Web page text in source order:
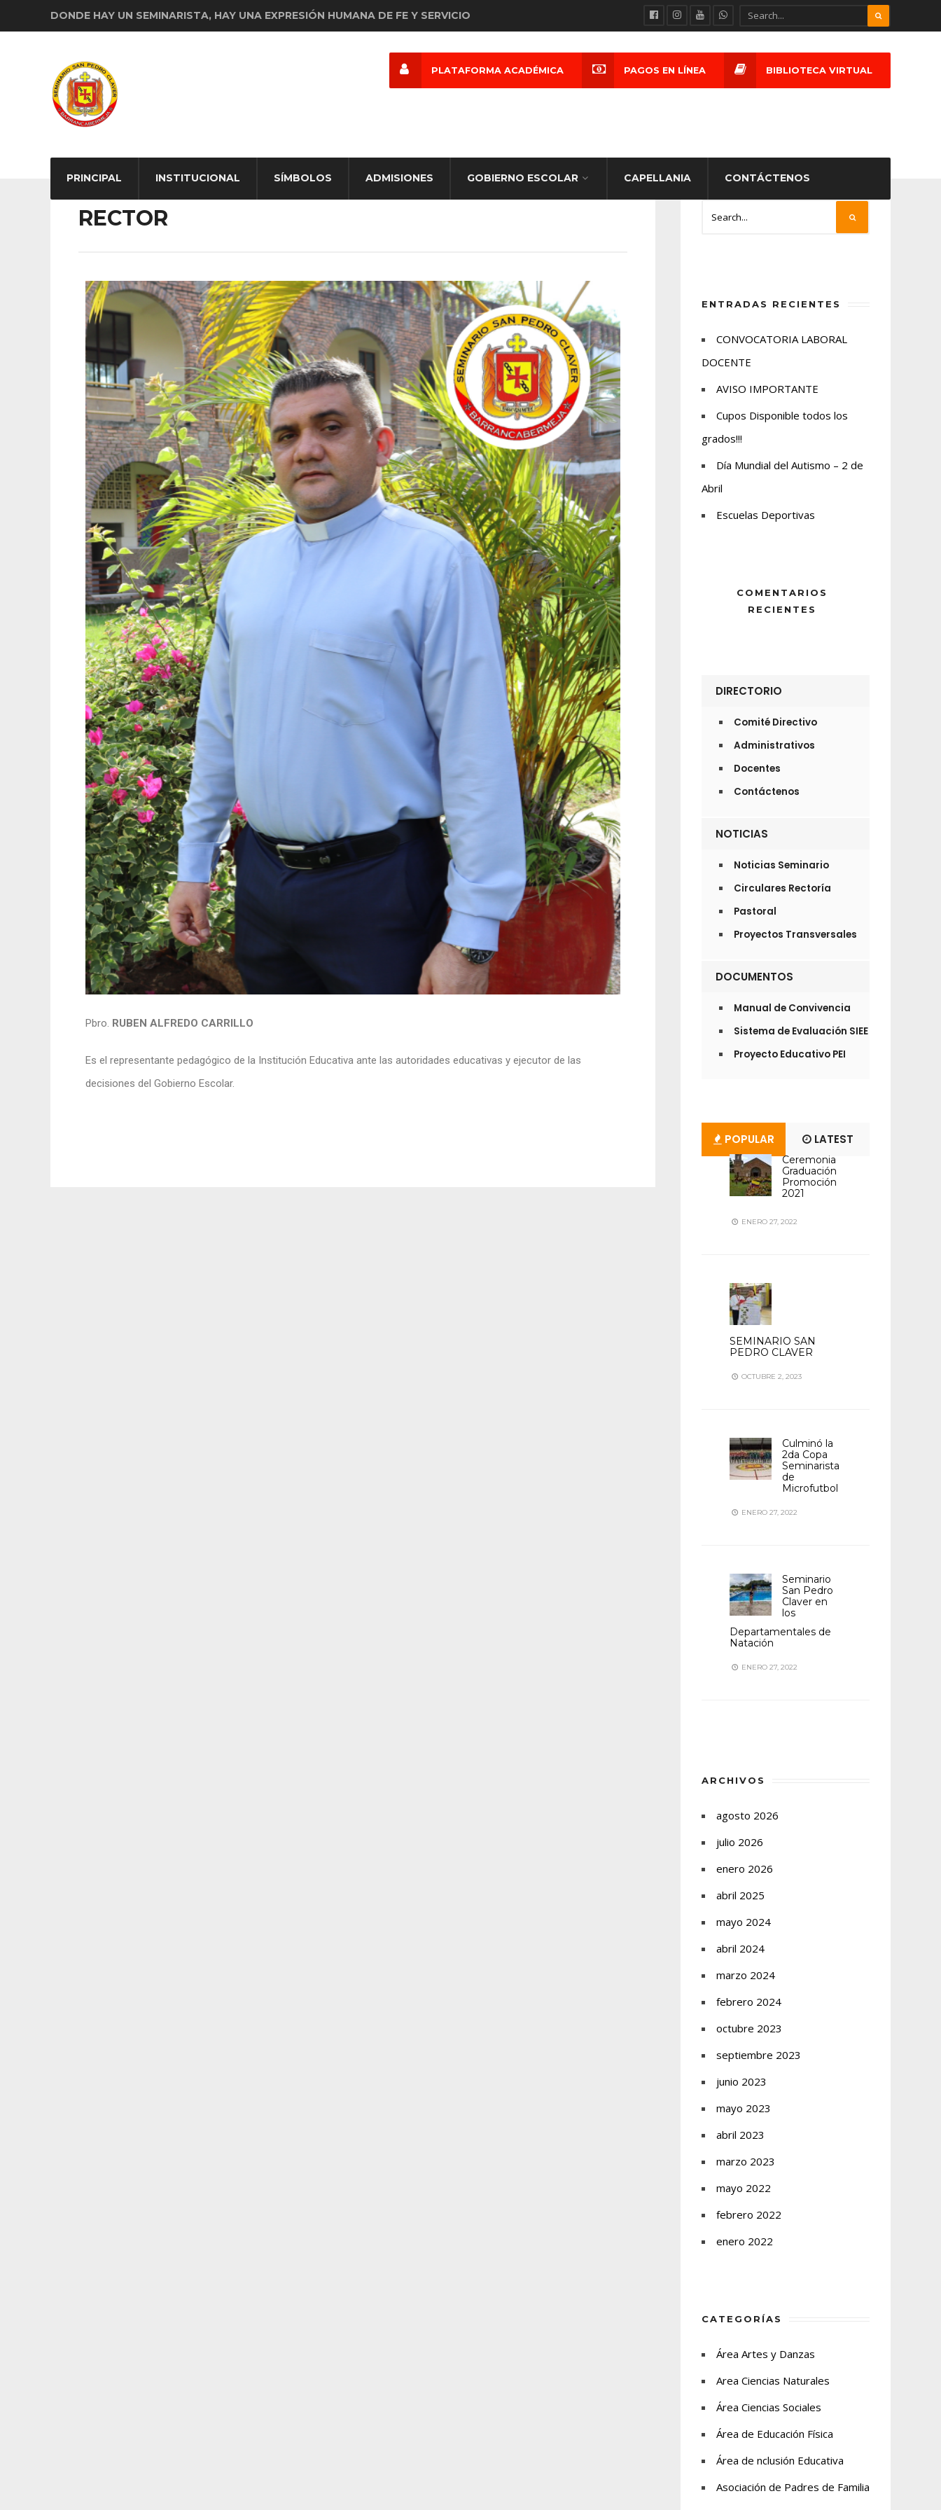
DONDE HAY UN SEMINARISTA, HAY UNA EXPRESIÓN HUMANA DE FE Y SERVICIO
PRINCIPAL INSTITUCIONAL SÍMBOLOS ADMISIONES GOBIERNO ESCOLAR CAPELLANIA CONTÁCTENOS
PLATAFORMA ACADÉMICA PAGOS EN LÍNEA BIBLIOTECA VIRTUAL
RECTOR
Pbro. RUBEN ALFREDO CARRILLO
Es el representante pedagógico de la Institución Educativa ante las autoridades educativas y ejecutor de las
decisiones del Gobierno Escolar.
ENTRADAS RECIENTES
CONVOCATORIA LABORAL
DOCENTE
AVISO IMPORTANTE
Cupos Disponible todos los
grados!!!
Día Mundial del Autismo – 2 de
Abril
Escuelas Deportivas
COMENTARIOS
RECIENTES
DIRECTORIO
Comité Directivo
Administrativos
Docentes
Contáctenos
NOTICIAS
Noticias Seminario
Circulares Rectoría
Pastoral
Proyectos Transversales
DOCUMENTOS
Manual de Convivencia
Sistema de Evaluación SIEE
Proyecto Educativo PEI
POPULAR LATEST
Ceremonia
Graduación
Promoción
2021
ENERO 27, 2022
SEMINARIO SAN
PEDRO CLAVER
OCTUBRE 2, 2023
Culminó la
2da Copa
Seminarista
de
Microfutbol
ENERO 27, 2022
Seminario
San Pedro
Claver en
los
Departamentales de
Natación
ENERO 27, 2022
ARCHIVOS
agosto 2026
julio 2026
enero 2026
abril 2025
mayo 2024
abril 2024
marzo 2024
febrero 2024
octubre 2023
septiembre 2023
junio 2023
mayo 2023
abril 2023
marzo 2023
mayo 2022
febrero 2022
enero 2022
CATEGORÍAS
Área Artes y Danzas
Area Ciencias Naturales
Área Ciencias Sociales
Área de Educación Física
Área de nclusión Educativa
Asociación de Padres de Familia